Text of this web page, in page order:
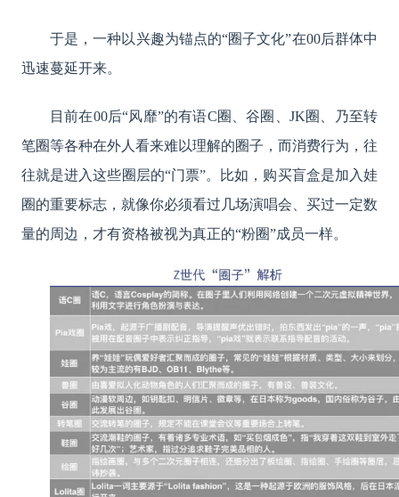
于是，一种以兴趣为锚点的“圈子文化”在00后群体中
迅速蔓延开来。
目前在00后“风靡”的有语C圈、谷圈、JK圈、乃至转
笔圈等各种在外人看来难以理解的圈子，而消费行为，往
往就是进入这些圈层的“门票”。比如，购买盲盒是加入娃
圈的重要标志，就像你必须看过几场演唱会、买过一定数
量的周边，才有资格被视为真正的“粉圈”成员一样。